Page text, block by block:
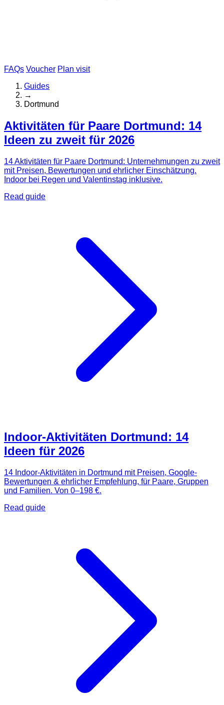
FAQs Voucher Plan visit
Guides
→
Dortmund
Aktivitäten für Paare Dortmund: 14
Ideen zu zweit für 2026
14 Aktivitäten für Paare Dortmund: Unternehmungen zu zweit
mit Preisen, Bewertungen und ehrlicher Einschätzung.
Indoor bei Regen und Valentinstag inklusive.
Read guide
Indoor-Aktivitäten Dortmund: 14
Ideen für 2026
14 Indoor-Aktivitäten in Dortmund mit Preisen, Google-
Bewertungen & ehrlicher Empfehlung, für Paare, Gruppen
und Familien. Von 0–198 €.
Read guide